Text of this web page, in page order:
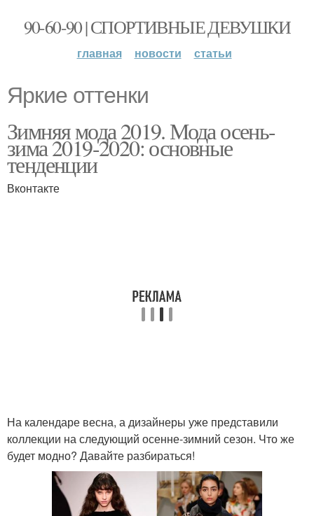
90-60-90 | СПОРТИВНЫЕ ДЕВУШКИ
главная новости статьи
Яркие оттенки
Зимняя мода 2019. Мода осень-
зима 2019-2020: основные
тенденции
Вконтакте
На календаре весна, а дизайнеры уже представили
коллекции на следующий осенне-зимний сезон. Что же
будет модно? Давайте разбираться!